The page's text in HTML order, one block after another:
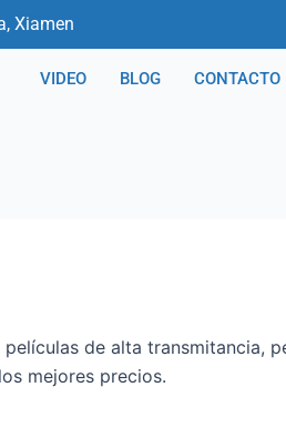
Xiamen
VIDEO BLOG
CONTACTO
de alta transmitancia,
mejores precios.